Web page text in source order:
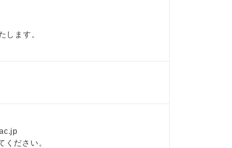
します。
ださい。